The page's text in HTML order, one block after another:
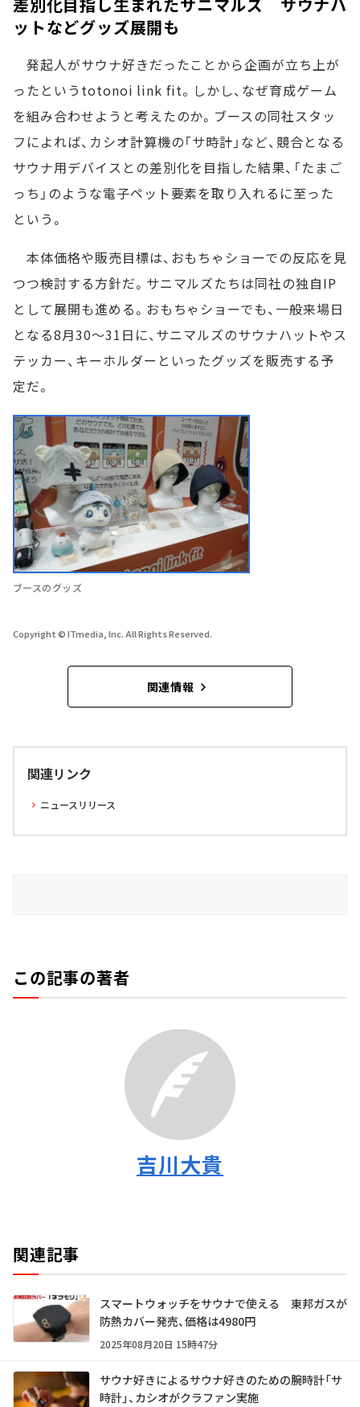
ットなどグッズ展開も
発起人がサウナ好きだったことから企画が立ち上が
ったというtotonoi link fit。しかし、なぜ育成ゲーム
を組み合わせようと考えたのか。ブースの同社スタッ
フによれば、カシオ計算機の「サ時計」など、競合となる
サウナ用デバイスとの差別化を目指した結果、「たまご
っち」のような電子ペット要素を取り入れるに至った
という。
本体価格や販売目標は、おもちゃショーでの反応を見
つつ検討する方針だ。サニマルズたちは同社の独自IP
として展開も進める。おもちゃショーでも、一般来場日
となる8月30～31日に、サニマルズのサウナハットやス
テッカー、キーホルダーといったグッズを販売する予
定だ。
ブースのグッズ
Copyright © ITmedia, Inc. All Rights Reserved.
関連情報
関連リンク
ニュースリリース
この記事の著者
吉川大貴
関連記事
スマートウォッチをサウナで使える 東邦ガスが
防熱カバー発売、価格は4980円
2025年08月20日 15時47分
サウナ好きによるサウナ好きのための腕時計「サ
時計」、カシオがクラファン実施